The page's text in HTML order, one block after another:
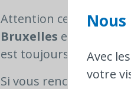
Attention cependant :
Bruxelles et en
est toujours
Si vous rencontrez
Avec
votre